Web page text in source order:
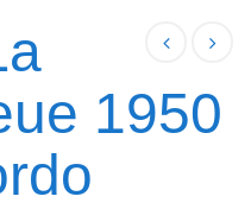
1950